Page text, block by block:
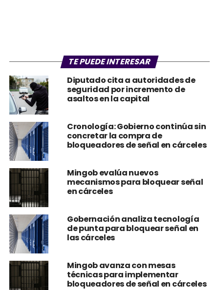
TE PUEDE INTERESAR
Diputado cita a autoridades de
seguridad por incremento de
asaltos en la capital
Cronología: Gobierno continúa sin
concretar la compra de
bloqueadores de señal en cárceles
Mingob evalúa nuevos
mecanismos para bloquear señal
en cárceles
Gobernación analiza tecnología
de punta para bloquear señal en
las cárceles
Mingob avanza con mesas
técnicas para implementar
bloqueadores de señal en cárceles